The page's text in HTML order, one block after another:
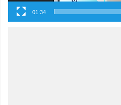
01:34